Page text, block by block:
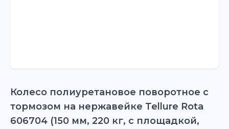
Колесо полиуретановое поворотное с
тормозом на нержавейке Tellure Rota
606704 (150 мм, 220 кг, с площадкой,